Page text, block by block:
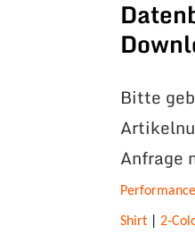
Bitte
Anfrage
Shirt| 2-